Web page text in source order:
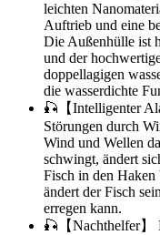
leichten
Auftrieb und eine
Die Außenhülle ist
und der
doppellagigen
die wasserdichte
🎣【Intelligenter
Störungen durch
Wind und Wellen
schwingt, ändert
Fisch in den Haken
ändert der Fisch
erregen kann.
🎣【Nachthelfer】